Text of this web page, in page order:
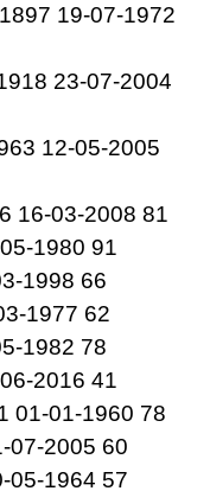
19-07-1972
23-07-2004
12-05-2005
16-03-2008 81
1980 91
1998 66
1977 62
1982 78
2016 41
01-01-1960 78
07-2005 60
05-1964 57